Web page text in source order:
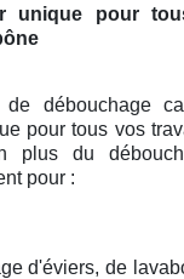
unique pour
de débouchage
pour tous vos
plus du
pour :
d'éviers, de